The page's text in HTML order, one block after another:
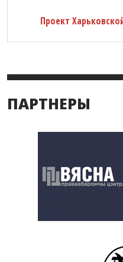
Проект
ПАРТНЕРЫ